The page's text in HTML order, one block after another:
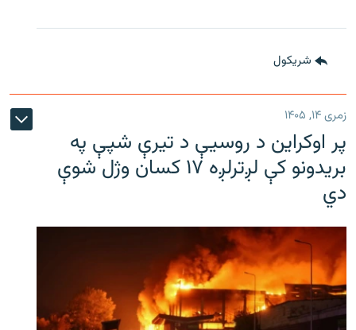
شريکول
زمری ۱۴, ۱۴۰۵
پر اوکراین د روسیې د تیرې شپې په
بریدونو کې لږترلږه ۱۷ کسان وژل شوې
دي